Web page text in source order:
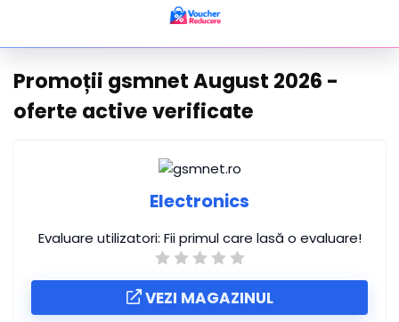
Promoții gsmnet August 2026 -
oferte active verificate
Electronics
Evaluare utilizatori: Fii primul care lasă o evaluare!
VEZI MAGAZINUL